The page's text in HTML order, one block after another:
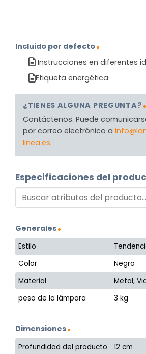
Incluido por defecto
Instrucciones en diferentes
Etiqueta energética
¿TIENES ALGUNA PREGUNTA?
Contáctenos. Puede
por correo electrónico a
linea.es.
Especificaciones del
Generales
Estilo
Color
Negro
Material
Metal,
peso de la lámpara
3 kg
Dimensiones
Profundidad del producto
12 cm